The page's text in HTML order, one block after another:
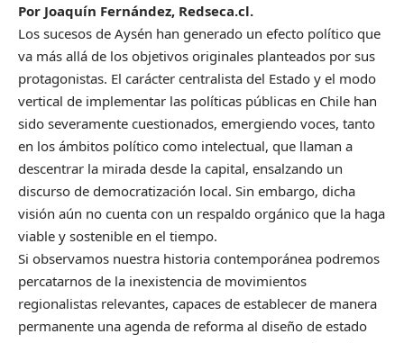
Por Joaquín Fernández, Redseca.cl.
Los sucesos de Aysén han generado un efecto político que
va más allá de los objetivos originales planteados por sus
protagonistas. El carácter centralista del Estado y el modo
vertical de implementar las políticas públicas en Chile han
sido severamente cuestionados, emergiendo voces, tanto
en los ámbitos político como intelectual, que llaman a
descentrar la mirada desde la capital, ensalzando un
discurso de democratización local. Sin embargo, dicha
visión aún no cuenta con un respaldo orgánico que la haga
viable y sostenible en el tiempo.
Si observamos nuestra historia contemporánea podremos
percatarnos de la inexistencia de movimientos
regionalistas relevantes, capaces de establecer de manera
permanente una agenda de reforma al diseño de estado